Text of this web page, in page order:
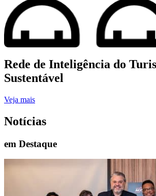
Rede de Inteligência do
Sustentável
Veja mais
Notícias
em Destaque